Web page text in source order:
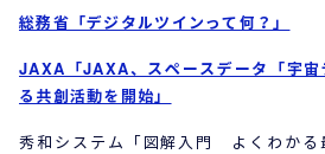
総務省「デジタルツインって何？」
JAXA「JAXA、スペースデータ「宇
る共創活動を開始」
秀和システム「図解入門 よくわかる